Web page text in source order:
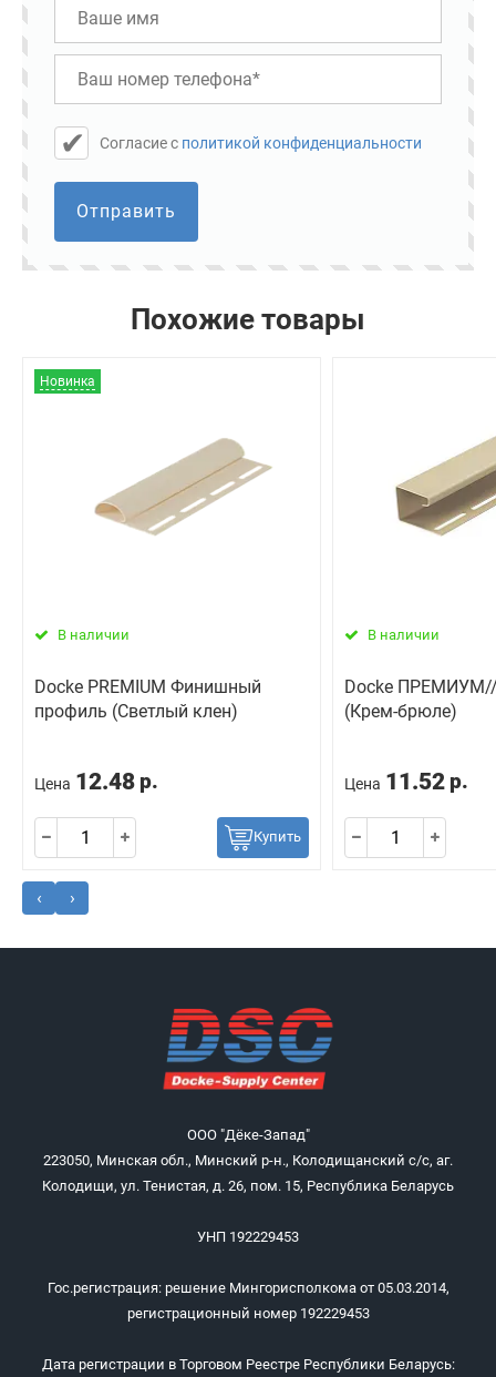
Cогласие с политикой конфиденциальности
Отправить
Похожие товары
Новинка
В наличии
Docke PREMIUM Финишный
профиль (Светлый клен)
Цена 12.48 р.
Купить
В наличии
Docke
(Крем-брюле)
Цена 11.52 р.
‹ ›
ООО "Дёке-Запад"
223050, Минская обл., Минский р-н., Колодищанский с/с, аг.
Колодищи, ул. Тенистая, д. 26, пом. 15, Республика Беларусь
УНП 192229453
Гос.регистрация: решение Мингорисполкома от 05.03.2014,
регистрационный номер 192229453
Дата регистрации в Торговом Реестре Республики Беларусь: